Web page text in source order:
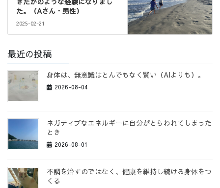
た。（Aさん・男性）
2025-02-21
最近の投稿
身体は、無意識はとんでもなく賢い（AIよりも）。
2026-08-04
ネガティブなエネルギーに自分がとらわれてしまった
とき
2026-08-01
不調を治すのではなく、健康を維持し続ける身体をつ
くる